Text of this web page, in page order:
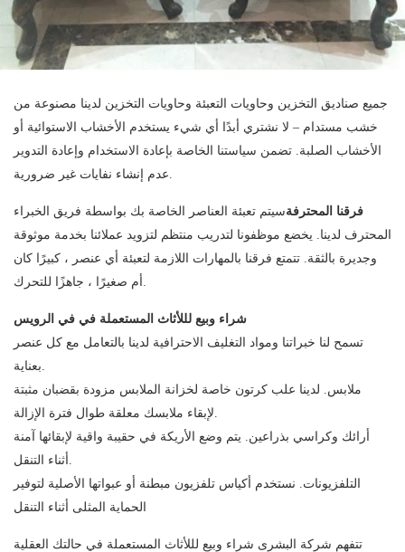
جميع صناديق التخزين وحاويات التعبئة وحاويات التخزين لدينا مصنوعة من
خشب مستدام – لا نشتري أبدًا أي شيء يستخدم الأخشاب الاستوائية أو
الأخشاب الصلبة. تضمن سياستنا الخاصة بإعادة الاستخدام وإعادة التدوير
فرقنا المحترفةسيتم تعبئة العناصر الخاصة بك بواسطة فريق الخبراء
المحترف لدينا. يخضع موظفونا لتدريب منتظم لتزويد عملائنا بخدمة موثوقة
وجديرة بالثقة. تتمتع فرقنا بالمهارات اللازمة لتعبئة أي عنصر ، كبيرًا كان
شراء وبيع لللأثاث المستعملة في في الرويس
تسمح لنا خبراتنا ومواد التغليف الاحترافية لدينا بالتعامل مع كل عنصر
ملابس. لدينا علب كرتون خاصة لخزانة الملابس مزودة بقضبان مثبتة
أرائك وكراسي بذراعين. يتم وضع الأريكة في حقيبة واقية لإبقائها آمنة
التلفزيونات. نستخدم أكياس تلفزيون مبطنة أو عبواتها الأصلية لتوفير
الحماية المثلى أثناء التنقل
تتفهم شركة البشرى شراء وبيع لللأثاث المستعملة في حالتك العقلية